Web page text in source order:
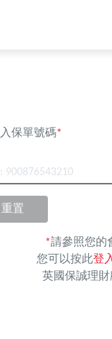
保單號碼*
900876543210
重置
*請參照您的
您可以按此登
英國保誠理